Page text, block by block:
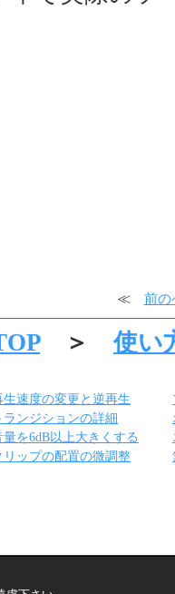
≪ 前の
＞使い
生速度の変更と逆再生
ランジションの詳細
量を6dB以上大きくする
リップの配置の微調整